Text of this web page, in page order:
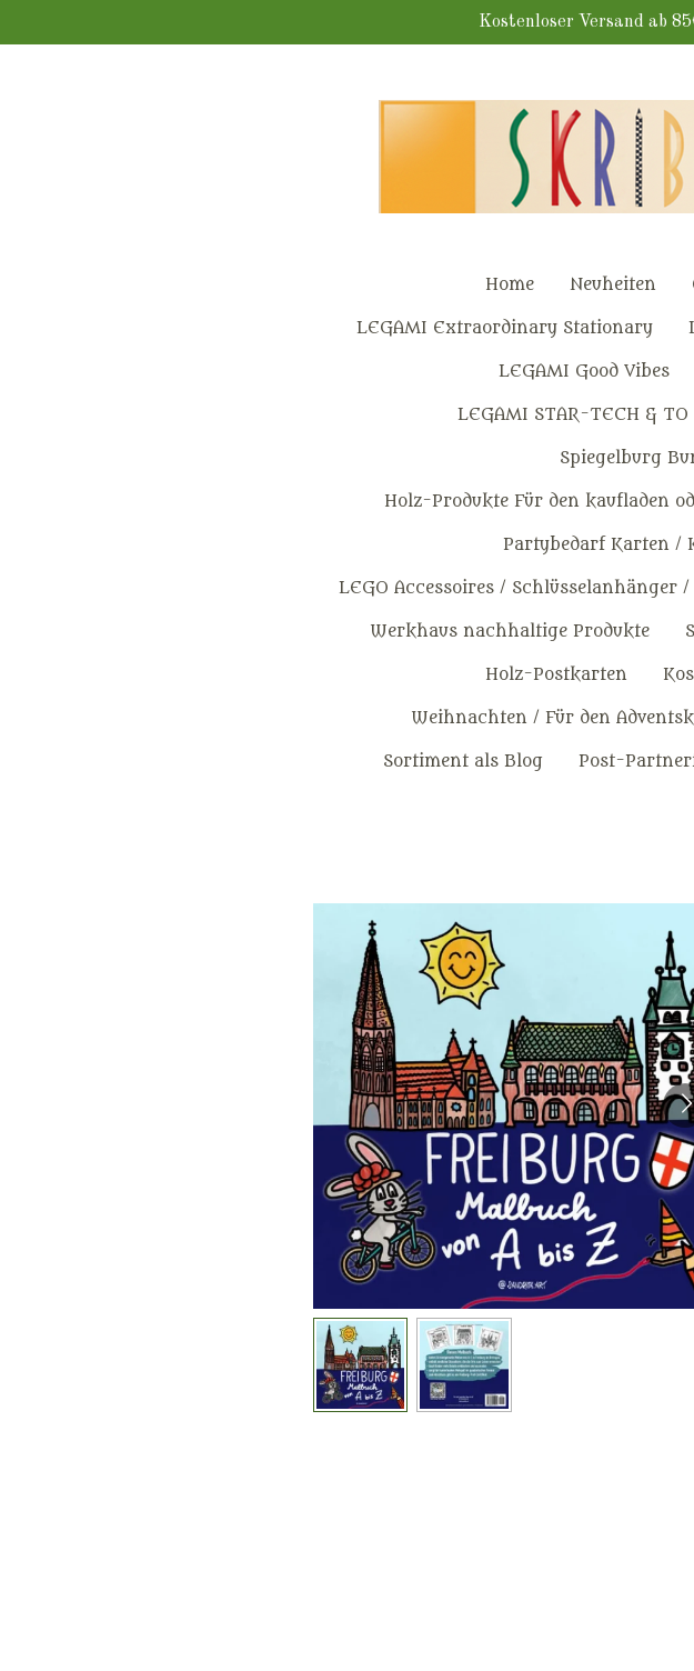
Hauptinhalt
Kostenloser Versand ab
Home Neuheiten
LEGAMI Extraordinary Stationary
LEGAMI Good Vibes
LEGAMI STAR-TECH & TO
Spiegelburg
Holz-Produkte Für den kaufladen
Partybedarf Karten /
LEGO Accessoires / Schlüsselanhänger
Werkhaus nachhaltige Produkte
Holz-Postkarten
Weihnachten / Für den
Sortiment als Blog Post-